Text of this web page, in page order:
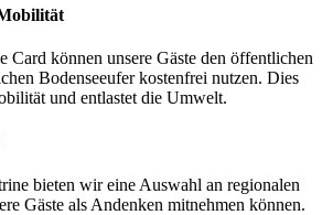
Card können unsere Gäste den öffentlichen
Bodenseeufer kostenfrei nutzen. Dies
und entlastet die Umwelt.
bieten wir eine Auswahl an regionalen
Gäste als Andenken mitnehmen können.